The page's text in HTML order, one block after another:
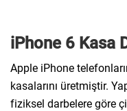
iPhone 6 Kasa
Apple iPhone
kasalarını üretmiştir.
fiziksel darbelere göre